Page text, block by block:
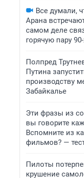
Все думали,
Арана
самом деле
горячую пару
Полпред
Путина
производству
Забайкалье
Эти фразы из
вы говорите
Вспомните из
фильмов? —
Пилоты
крушение